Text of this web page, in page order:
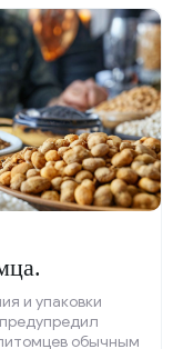
и упаковки
обычным